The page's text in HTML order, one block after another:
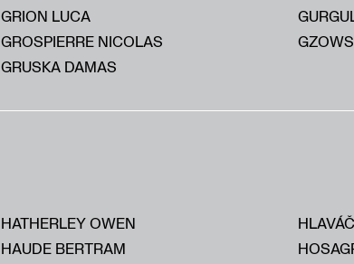
GRION LUCA
GROSPIERRE NICOLAS
GRUSKA DAMAS
HATHERLEY OWEN
HAUDE BERTRAM